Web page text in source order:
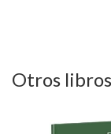
Otros